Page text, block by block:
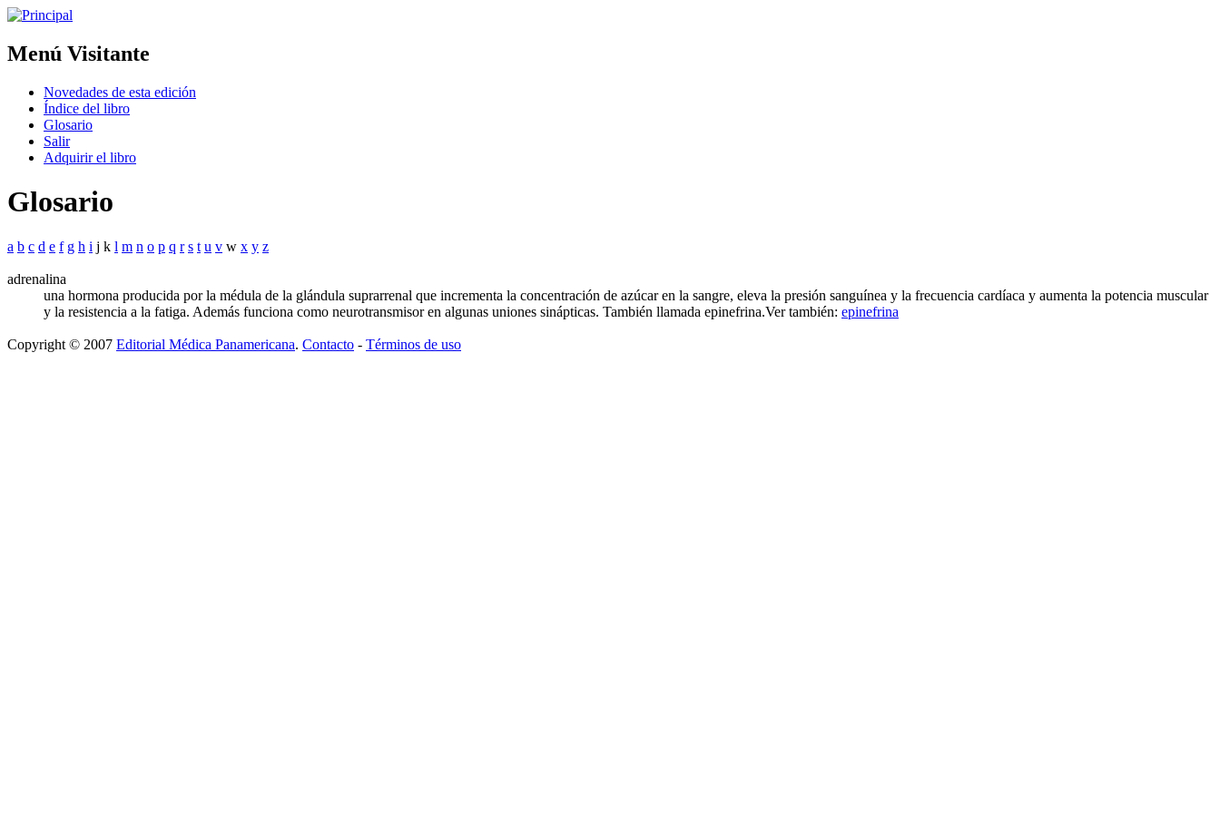
Menú Visitante
Novedades de esta edición
Índice del libro
Glosario
Salir
Adquirir el libro
Glosario
a b c d e f g h i j k l m n o p q r s t u v w x y z
adrenalina
una hormona producida por la médula de la glándula suprarrenal que incrementa la concentración de azúcar en la sangre, eleva la presión sanguínea y la frecuencia cardíaca y aumenta la potencia muscular
y la resistencia a la fatiga. Además funciona como neurotransmisor en algunas uniones sinápticas. También llamada epinefrina.Ver también: epinefrina
Copyright © 2007 Editorial Médica Panamericana. Contacto - Términos de uso